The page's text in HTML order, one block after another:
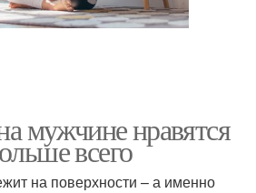
мужчине нравятся
всего
на поверхности – а именно